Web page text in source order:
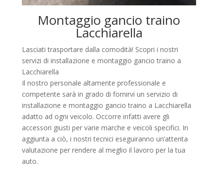
Montaggio gancio traino
Lacchiarella
Lasciati trasportare dalla comodità! Scopri i nostri
servizi di installazione e montaggio gancio traino a
Lacchiarella
Il nostro personale altamente professionale e
competente sarà in grado di fornirvi un servizio di
installazione e montaggio gancio traino a Lacchiarella
adatto ad ogni veicolo. Occorre infatti avere gli
accessori giusti per varie marche e veicoli specifici. In
aggiunta a ciò, i nostri tecnici eseguiranno un’attenta
valutazione per rendere al meglio il lavoro per la tua
auto.